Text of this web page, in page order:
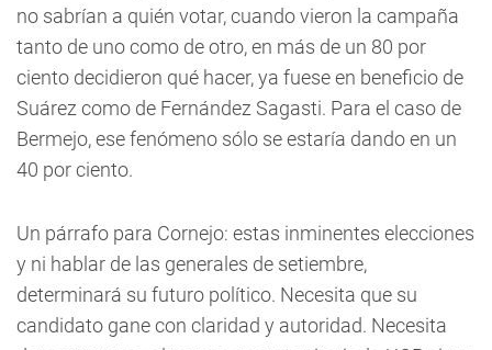
no sabrían a quién votar, cuando vieron la campaña
tanto de uno como de otro, en más de un 80 por
ciento decidieron qué hacer, ya fuese en beneficio de
Suárez como de Fernández Sagasti. Para el caso de
Bermejo, ese fenómeno sólo se estaría dando en un
40 por ciento.
Un párrafo para Cornejo: estas inminentes elecciones
y ni hablar de las generales de setiembre,
determinará su futuro político. Necesita que su
candidato gane con claridad y autoridad. Necesita